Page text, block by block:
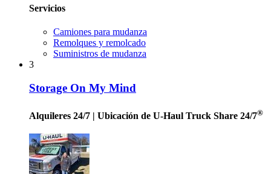
Servicios
Camiones para mudanza
Remolques y remolcado
Suministros de mudanza
3
Storage On My Mind
Alquileres 24/7 | Ubicación de U-Haul Truck Share 24/7®